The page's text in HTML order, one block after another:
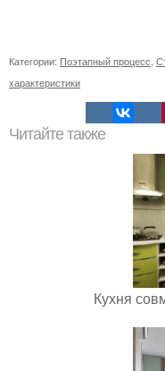
Категории: Поэтапный процесс,
характеристики
Читайте также
Кухня